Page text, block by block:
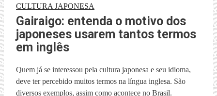
CULTURA JAPONESA
Gairaigo: entenda o motivo dos
japoneses usarem tantos termos
em inglês
Quem já se interessou pela cultura japonesa e seu idioma,
deve ter percebido muitos termos na língua inglesa. São
diversos exemplos, assim como acontece no Brasil.